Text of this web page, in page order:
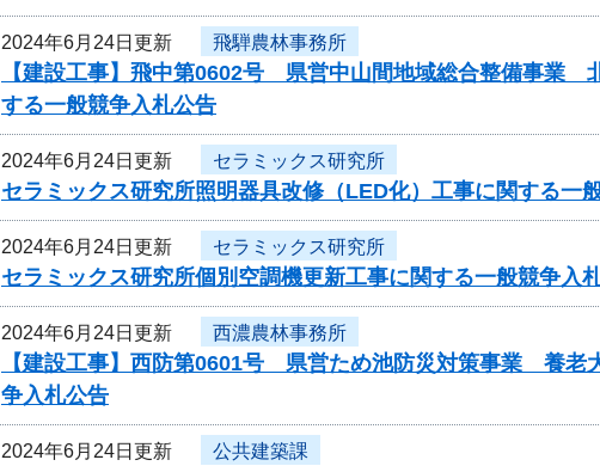
2024年6月24日更新 飛騨農林事務所
【建設工事】飛中第0602号 県営中山間地域総合整備事業
する一般競争入札公告
2024年6月24日更新 セラミックス研究所
セラミックス研究所照明器具改修（LED化）工事に関する一
2024年6月24日更新 セラミックス研究所
セラミックス研究所個別空調機更新工事に関する一般競争入
2024年6月24日更新 西濃農林事務所
【建設工事】西防第0601号 県営ため池防災対策事業 養
争入札公告
2024年6月24日更新 公共建築課